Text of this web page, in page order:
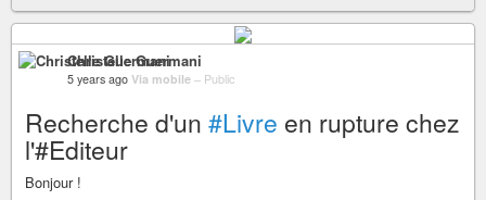
Christelle Guermani
5 years ago Via mobile – Public
Recherche d'un #Livre en rupture chez
l'#Editeur
Bonjour !